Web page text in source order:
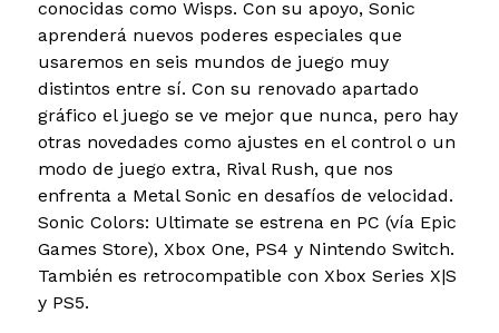
conocidas como Wisps. Con su apoyo, Sonic
aprenderá nuevos poderes especiales que
usaremos en seis mundos de juego muy
distintos entre sí. Con su renovado apartado
gráfico el juego se ve mejor que nunca, pero hay
otras novedades como ajustes en el control o un
modo de juego extra, Rival Rush, que nos
enfrenta a Metal Sonic en desafíos de velocidad.
Sonic Colors: Ultimate se estrena en PC (vía Epic
Games Store), Xbox One, PS4 y Nintendo Switch.
También es retrocompatible con Xbox Series X|S
y PS5.